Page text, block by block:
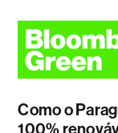
Como o
100%